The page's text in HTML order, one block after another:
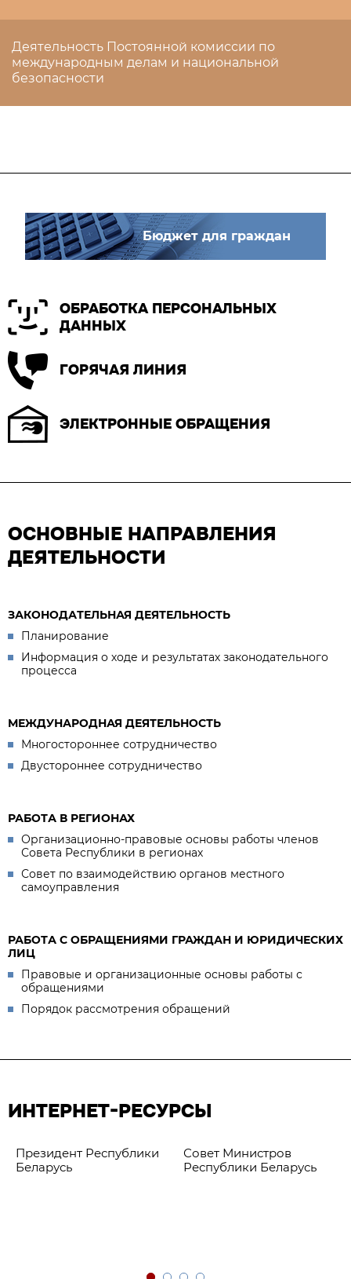
Деятельность Постоянной комиссии по
международным делам и национальной
безопасности
Бюджет для граждан
ОБРАБОТКА ПЕРСОНАЛЬНЫХ
ДАННЫХ
ГОРЯЧАЯ ЛИНИЯ
ЭЛЕКТРОННЫЕ ОБРАЩЕНИЯ
ОСНОВНЫЕ НАПРАВЛЕНИЯ
ДЕЯТЕЛЬНОСТИ
ЗАКОНОДАТЕЛЬНАЯ ДЕЯТЕЛЬНОСТЬ
Планирование
Информация о ходе и результатах законодательного
процесса
МЕЖДУНАРОДНАЯ ДЕЯТЕЛЬНОСТЬ
Многостороннее сотрудничество
Двустороннее сотрудничество
РАБОТА В РЕГИОНАХ
Организационно-правовые основы работы членов
Совета Республики в регионах
Совет по взаимодействию органов местного
самоуправления
РАБОТА С ОБРАЩЕНИЯМИ ГРАЖДАН И ЮРИДИЧЕСКИХ
ЛИЦ
Правовые и организационные основы работы с
обращениями
Порядок рассмотрения обращений
ИНТЕРНЕТ-РЕСУРСЫ
Президент Республики
Беларусь
Совет Министров
Республики Беларусь